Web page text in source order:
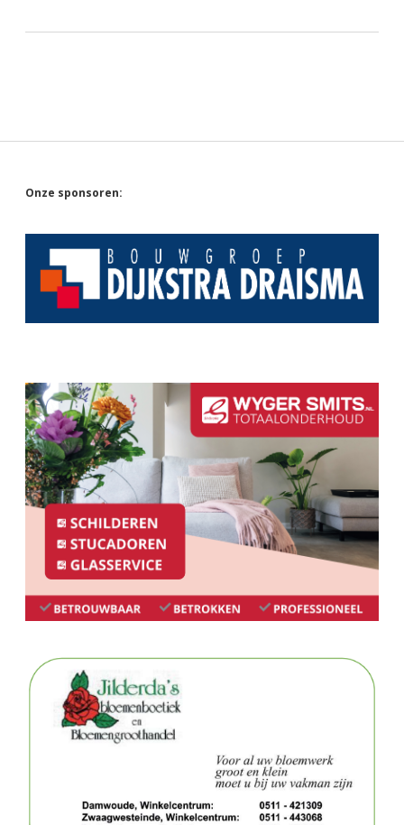
Sidebar
Onze sponsoren: